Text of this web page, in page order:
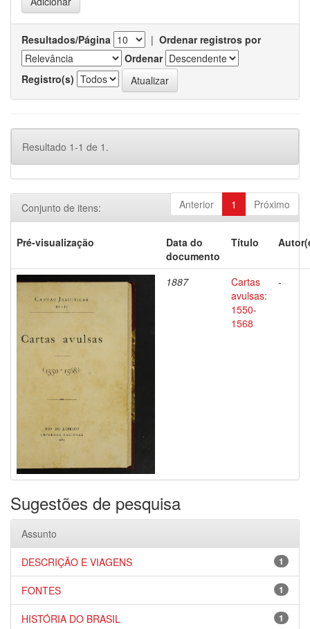
Resultados/Página | Ordenar registros por
Ordenar
Registro(s)
Resultado 1-1 de 1.
Anterior 1 Próximo
Conjunto de itens:
Pré-visualização
Data do
documento
Título
1887
Cartas
avulsas:
1550-
1568
-
Sugestões de pesquisa
Assunto
1
DESCRIÇÃO E VIAGENS
1
FONTES
1
HISTÓRIA DO BRASIL